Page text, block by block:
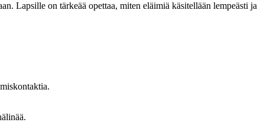
Lapsille on tärkeää opettaa, miten eläimiä käsitellään lempeästi ja